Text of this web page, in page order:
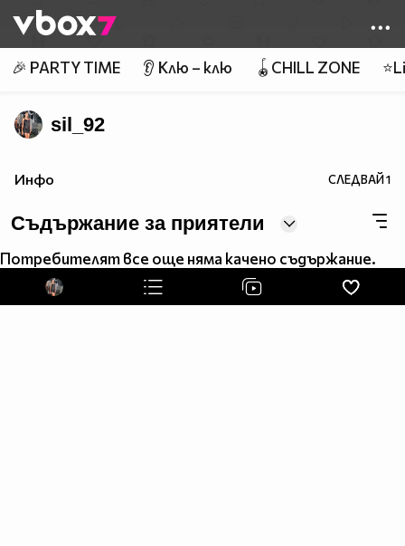
👾
🎉 PARTY TIME 👂 Клю – клю 🪀CHILL ZONE
sil_92
Инфо СЛЕДВАЙ1
Съдържание за приятели
Потребителят все още няма качено съдържание.